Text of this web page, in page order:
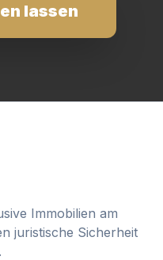
lassen
Immobilien am
juristische Sicherheit